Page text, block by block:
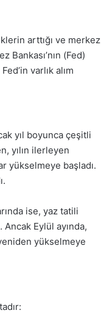
arttığı ve merkez
Bankası’nın (Fed)
varlık alım
yıl boyunca çeşitli
yılın ilerleyen
yükselmeye başladı.
ise, yaz tatili
Eylül ayında,
yükselmeye